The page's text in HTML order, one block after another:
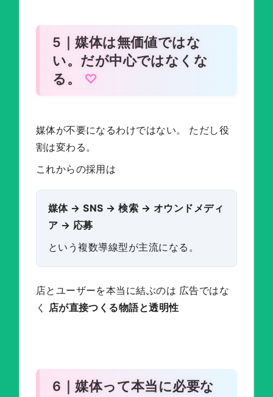
5｜媒体は無価値ではな
い。だが中心ではなくな
る。
媒体が不要になるわけではない。 ただし役
割は変わる。
これからの採用は
媒体 → SNS → 検索 → オウンドメディ
ア → 応募
という複数導線型が主流になる。
店とユーザーを本当に結ぶのは 広告ではな
く 店が直接つくる物語と透明性
6｜媒体って本当に必要な